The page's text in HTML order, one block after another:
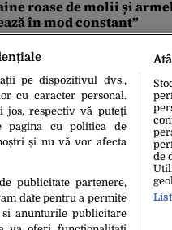
roase de molii și
în mod constant”
pe dispozitivul dvs.,
cu caracter personal.
jos, respectiv vă puteți
pagina cu politica de
și nu vă vor afecta
publicitate partenere,
date pentru a permite
anunturile publicitare
de